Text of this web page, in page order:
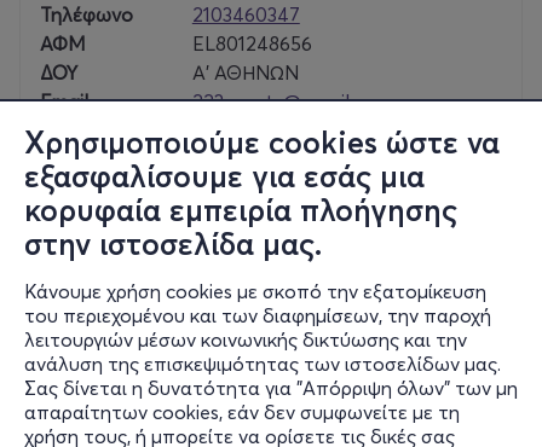
Χρησιμοποιούμε cookies ώστε να
εξασφαλίσουμε για εσάς μια
κορυφαία εμπειρία πλοήγησης
στην ιστοσελίδα μας.
Κάνουμε χρήση cookies με σκοπό την εξατομίκευση
του περιεχομένου και των διαφημίσεων, την παροχή
λειτουργιών μέσων κοινωνικής δικτύωσης και την
ανάλυση της επισκεψιμότητας των ιστοσελίδων μας.
Σας δίνεται η δυνατότητα για "Απόρριψη όλων" των μη
απαραίτητων cookies, εάν δεν συμφωνείτε με τη
χρήση τους, ή μπορείτε να ορίσετε τις δικές σας
Τηλέφωνο
2103460347
ΑΦΜ
EL801248656
ΔΟΥ
Α' ΑΘΗΝΩΝ
Email
223events@gmail.com
Σαβ, 17/10
21:30
TELENOVA live in Athens
Βουτάδων 32-34
Gazarte - Ground Stage - Γκάζι, Αττική